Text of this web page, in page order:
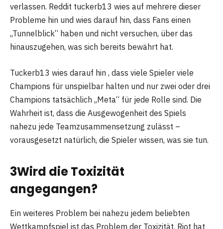
verlassen. Reddit tuckerb13 wies auf mehrere dieser
Probleme hin und wies darauf hin, dass Fans einen
„Tunnelblick“ haben und nicht versuchen, über das
hinauszugehen, was sich bereits bewährt hat.
Tuckerb13 wies darauf hin , dass viele Spieler viele
Champions für unspielbar halten und nur zwei oder drei
Champions tatsächlich „Meta“ für jede Rolle sind. Die
Wahrheit ist, dass die Ausgewogenheit des Spiels
nahezu jede Teamzusammensetzung zulässt –
vorausgesetzt natürlich, die Spieler wissen, was sie tun.
3Wird die Toxizität
angegangen?
Ein weiteres Problem bei nahezu jedem beliebten
Wettkampfspiel ist das Problem der Toxizität. Riot hat